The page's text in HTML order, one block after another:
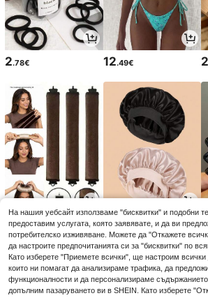
2.78€ 12.49€
3.58€3.68€ -2% 3.33€
На нашия уебсайт използваме "бисквитки" и подобни
предоставим услугата, която заявявате, и да ви
потребителско изживяване. Можете да "Откажете
да настроите предпочитанията си за "бисквитки" по
Като изберете "Приемете всички", ще настроим всички
които ни помагат да анализираме трафика, да
функционалности и да персонализираме
допълним пазаруването ви в SHEIN. Като изберете